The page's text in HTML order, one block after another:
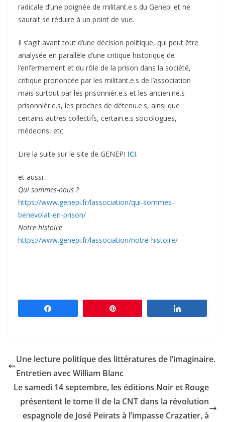
radicale d’une poignée de militant.e.s du Genepi et ne
saurait se réduire à un point de vue.
Il s’agit avant tout d’une décision politique, qui peut être
analysée en parallèle d’une critique historique de
l’enfermement et du rôle de la prison dans la société,
critique prononcée par les militant.e.s de l’association
mais surtout par les prisonnièr.e.s et les ancien.ne.s
prisonnièr.e.s, les proches de détenu.e.s, ainsi que
certains autres collectifs, certain.e.s sociologues,
médecins, etc.
Lire la suite sur le site de GENEPI ICI.
et aussi :
Qui sommes-nous ?
https://www.genepi.fr/lassociation/qui-sommes-
benevolat-en-prison/
Notre histoire
https://www.genepi.fr/lassociation/notre-histoire/
Une lecture politique des littératures de l’imaginaire.
Entretien avec William Blanc
Le samedi 14 septembre, les éditions Noir et Rouge
présentent le tome II de la CNT dans la révolution
espagnole de José Peirats à l’impasse Crazatier, à